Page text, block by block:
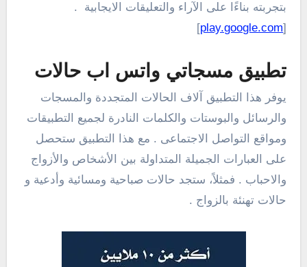
بتجربته بناءًا على الآراء والتعليقات الايجابية .
[
play.google.com
]
تطبيق مسجاتي واتس اب حالات
يوفر هذا التطبيق آلاف الحالات المتجددة والمسجات
والرسائل والبوستات والكلمات النادرة لجميع التطبيقات
ومواقع التواصل الاجتماعى . مع هذا التطبيق ستحصل
على العبارات الجميلة المتداولة بين الأشخاص والأزواج
والاحباب . فمثلاً، ستجد حالات صباحية ومسائية وأدعية و
حالات تهنئة بالزواج .